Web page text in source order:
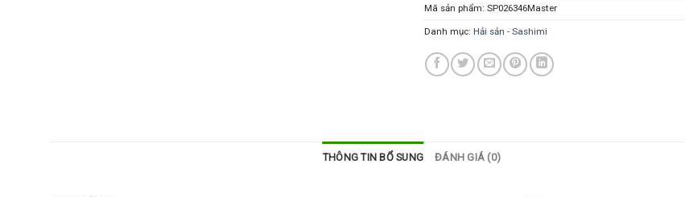
Mã sản phẩm: SP026346Master
Danh mục: Hải sản - Sashimi
THÔNG TIN BỔ SUNG ĐÁNH GIÁ (0)